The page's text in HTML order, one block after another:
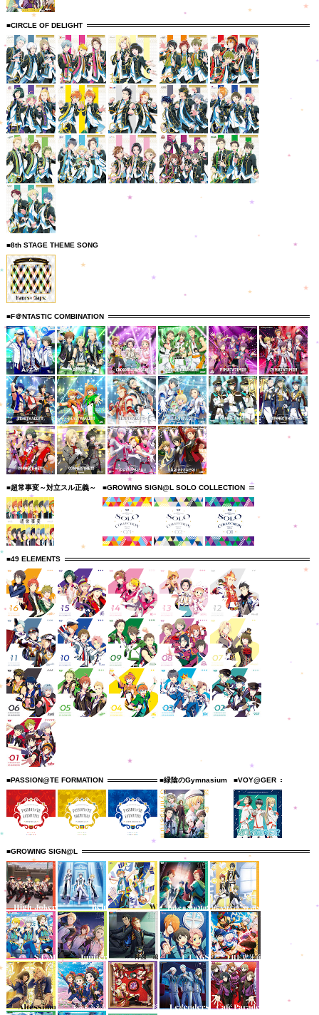
■CIRCLE OF DELIGHT
■8th STAGE THEME SONG
■F＠NTASTIC COMBINATION
■超常事変～対立スル正義～ ■GROWING SIGN@L SOLO COLLECTION
■49 ELEMENTS
■PASSION@TE FORMATION ■緑陰のGymnasium ■VOY@GER
■GROWING SIGN@L